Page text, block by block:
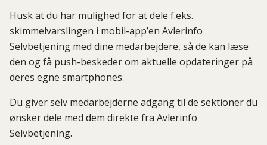
Husk at du har mulighed for at dele f.eks.
skimmelvarslingen i mobil-app’en Avlerinfo
Selvbetjening med dine medarbejdere, så de kan læse
den og få push-beskeder om aktuelle opdateringer på
deres egne smartphones.
Du giver selv medarbejderne adgang til de sektioner du
ønsker dele med dem direkte fra Avlerinfo
Selvbetjening.